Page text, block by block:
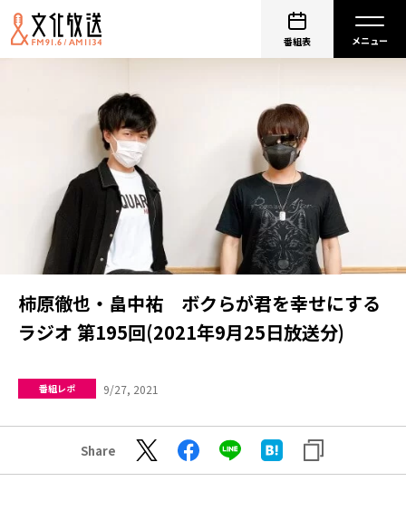
番組表
柿原徹也・畠中祐 ボクらが君を幸せにする
ラジオ 第195回(2021年9月25日放送分)
番組レポ 9/27, 2021
Share